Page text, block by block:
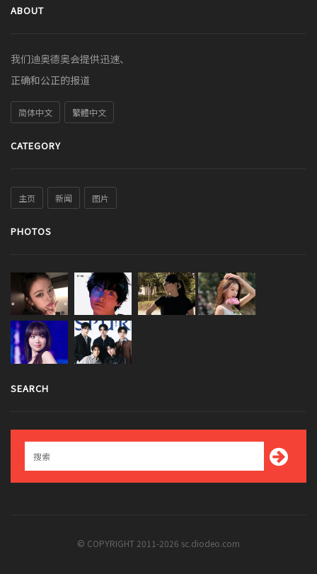
ABOUT
我们迪奥德奥会提供迅速、
正确和公正的报道
简体中文 繁體中文
CATEGORY
主页 新闻 图片
PHOTOS
SEARCH
© COPYRIGHT 2011-2026 sc.diodeo.com